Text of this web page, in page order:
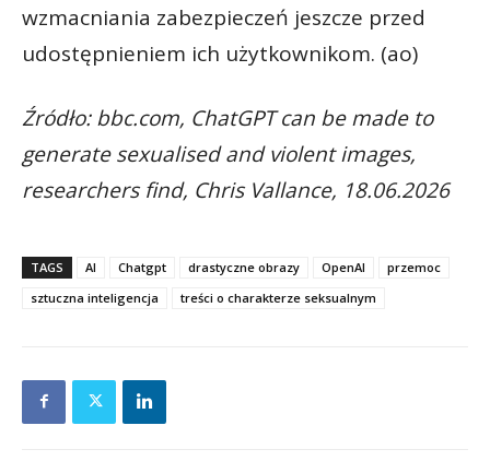
wzmacniania zabezpieczeń jeszcze przed
udostępnieniem ich użytkownikom. (ao)
Źródło: bbc.com, ChatGPT can be made to
generate sexualised and violent images,
researchers find, Chris Vallance, 18.06.2026
TAGS AI Chatgpt drastyczne obrazy OpenAI
przemoc
sztuczna inteligencja
treści o charakterze seksualnym